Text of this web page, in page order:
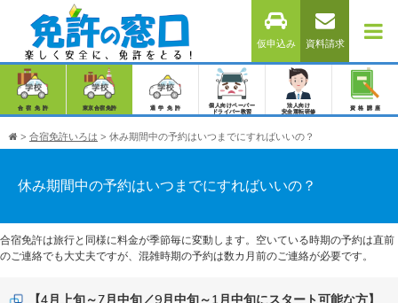
仮申込み 資料請求
合宿免許 東京合宿免許 通学免許
個人向けペーパー
ドライバー教習
法人向け
安全運転研修
資格講座
> 合宿免許いろは > 休み期間中の予約はいつまでにすればいいの？
休み期間中の予約はいつまでにすればいいの？
合宿免許は旅行と同様に料金が季節毎に変動します。空いている時期の予約は直前
のご連絡でも大丈夫ですが、混雑時期の予約は数カ月前のご連絡が必要です。